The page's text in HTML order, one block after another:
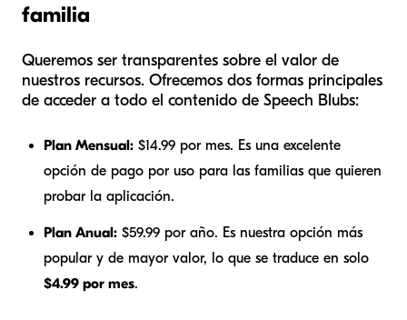
familia
Queremos ser transparentes sobre el valor de
nuestros recursos. Ofrecemos dos formas principales
de acceder a todo el contenido de Speech Blubs:
Plan Mensual: $14.99 por mes. Es una excelente
opción de pago por uso para las familias que quieren
probar la aplicación.
Plan Anual: $59.99 por año. Es nuestra opción más
popular y de mayor valor, lo que se traduce en solo
$4.99 por mes.